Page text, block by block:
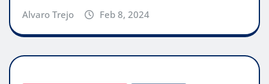
Alvaro Trejo Feb 8, 2024